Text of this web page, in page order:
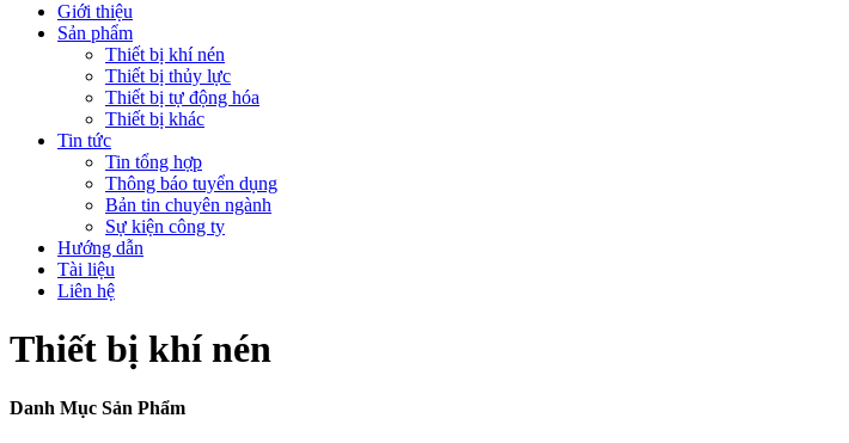
Giới thiệu
Sản phẩm
Thiết bị khí nén
Thiết bị thủy lực
Thiết bị tự động hóa
Thiết bị khác
Tin tức
Tin tổng hợp
Thông báo tuyển dụng
Bản tin chuyên ngành
Sự kiện công ty
Hướng dẫn
Tài liệu
Liên hệ
Thiết bị khí nén
Danh Mục Sản Phẩm